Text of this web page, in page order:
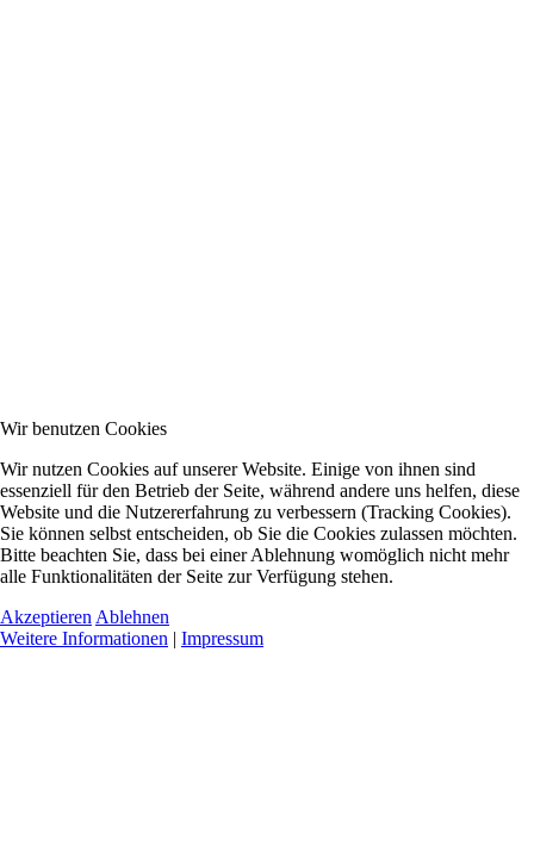
Wir benutzen Cookies
Wir nutzen Cookies auf unserer Website. Einige von ihnen sind
essenziell für den Betrieb der Seite, während andere uns helfen, diese
Website und die Nutzererfahrung zu verbessern (Tracking Cookies).
Sie können selbst entscheiden, ob Sie die Cookies zulassen möchten.
Bitte beachten Sie, dass bei einer Ablehnung womöglich nicht mehr
alle Funktionalitäten der Seite zur Verfügung stehen.
Akzeptieren Ablehnen
Weitere Informationen | Impressum